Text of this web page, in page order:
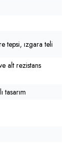
tepsi, ızgara teli
alt rezistans
tasarım